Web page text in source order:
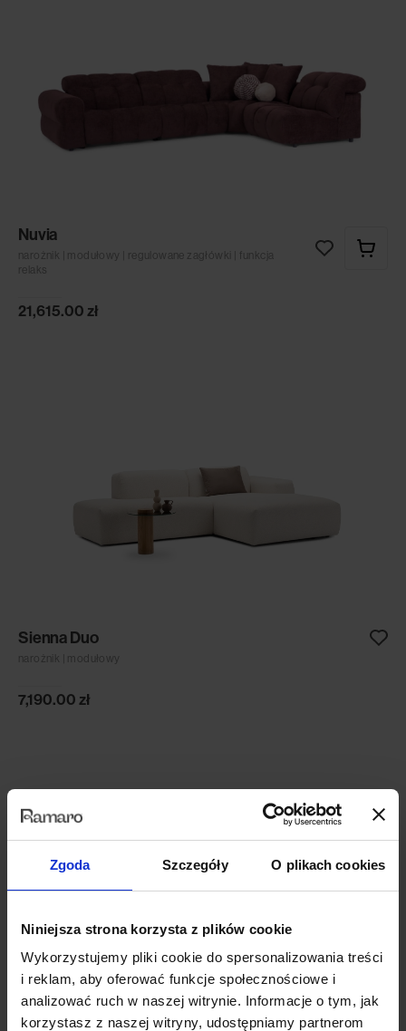
Zgoda Szczegóły O plikach cookies
Niniejsza strona korzysta z plików cookie
Wykorzystujemy pliki cookie do spersonalizowania treści
i reklam, aby oferować funkcje społecznościowe i
analizować ruch w naszej witrynie. Informacje o tym, jak
korzystasz z naszej witryny, udostępniamy partnerom
Nuvia
narożnik | modułowy | regulowane zagłówki | funkcja
relaks
21,615.00 zł
Sienna Duo
narożnik | modułowy
7,190.00 zł